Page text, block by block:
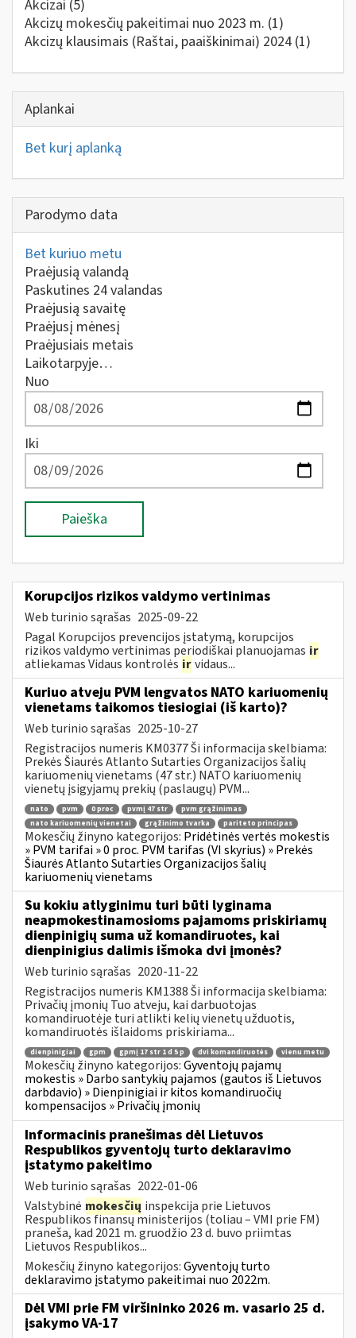
Akcizai (5)
Akcizų mokesčių pakeitimai nuo 2023 m. (1)
Akcizų klausimais (Raštai, paaiškinimai) 2024 (1)
Aplankai
Bet kurį aplanką
Parodymo data
Bet kuriuo metu
Praėjusią valandą
Paskutines 24 valandas
Praėjusią savaitę
Praėjusį mėnesį
Praėjusiais metais
Laikotarpyje…
Nuo
Iki
Paieška
Korupcijos rizikos valdymo vertinimas
Web turinio sąrašas 2025-09-22
Pagal Korupcijos prevencijos įstatymą, korupcijos
rizikos valdymo vertinimas periodiškai planuojamas ir
atliekamas Vidaus kontrolės irvidaus...
Kuriuo atveju PVM lengvatos NATO kariuomenių
vienetams taikomos tiesiogiai (iš karto)?
Web turinio sąrašas 2025-10-27
Registracijos numeris KM0377 Ši informacija skelbiama:
Prekės Šiaurės Atlanto Sutarties Organizacijos šalių
kariuomenių vienetams (47 str.) NATO kariuomenių
vienetų įsigyjamų prekių (paslaugų) PVM...
nato pvm 0 proc pvmį 47 str
pvm grąžinimas
nato kariuomenių vienetai
grąžinimo tvarka pariteto principas
Mokesčių žinyno kategorijos: Pridėtinės vertės mokestis
» PVM tarifai » 0 proc. PVM tarifas (VI skyrius) » Prekės
Šiaurės Atlanto Sutarties Organizacijos šalių
kariuomenių vienetams
Su kokiu atlyginimu turi būti lyginama
neapmokestinamosioms pajamoms priskiriamų
dienpinigių suma už komandiruotes, kai
dienpinigius dalimis išmoka dvi įmonės?
Web turinio sąrašas 2020-11-22
Registracijos numeris KM1388 Ši informacija skelbiama:
Privačių įmonių Tuo atveju, kai darbuotojas
komandiruotėje turi atlikti kelių vienetų užduotis,
komandiruotės išlaidoms priskiriama...
dienpinigiai gpm gpmį 17 str 1 d 5 p dvi komandiruotės vienu metu
Mokesčių žinyno kategorijos:Gyventojų pajamų
mokestis » Darbo santykių pajamos (gautos iš Lietuvos
darbdavio) » Dienpinigiai ir kitos komandiruočių
kompensacijos » Privačių įmonių
Informacinis pranešimas dėl Lietuvos
Respublikos gyventojų turto deklaravimo
įstatymo pakeitimo
Web turinio sąrašas 2022-01-06
Valstybinė mokesčių inspekcija prie Lietuvos
Respublikos finansų ministerijos (toliau – VMI prie FM)
praneša, kad 2021 m. gruodžio 23 d. buvo priimtas
Lietuvos Respublikos...
Mokesčių žinyno kategorijos:Gyventojų turto
deklaravimo įstatymo pakeitimai nuo 2022m.
Dėl VMI prie FM viršininko 2026 m. vasario 25 d.
įsakymo VA-17